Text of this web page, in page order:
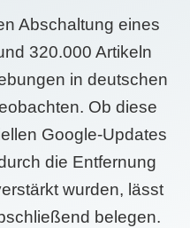
Abschaltung eines
320.000 Artikeln
in deutschen
Ob diese
Google-Updates
die Entfernung
wurden, lässt
belegen.